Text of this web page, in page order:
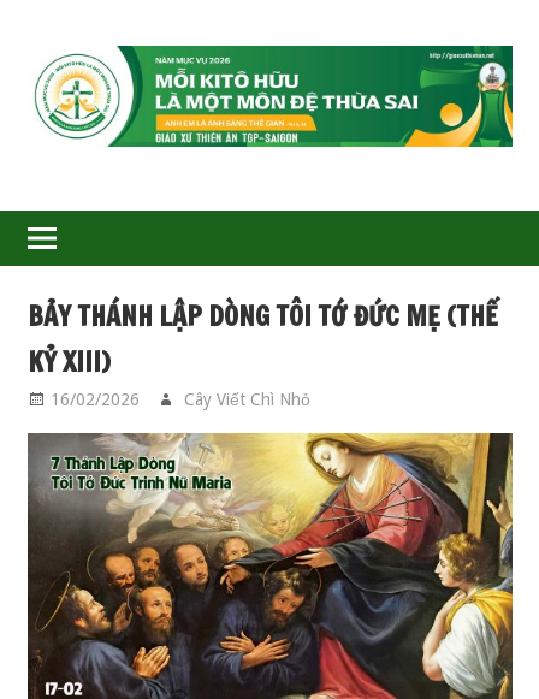
GIÁO
XỨ
THIÊN
ÂN-
TGP
SAIGON
BẢY THÁNH LẬP DÒNG TÔI TỚ ĐỨC MẸ (THẾ
KỶ XIII)
16/02/2026 Cây Viết Chì Nhỏ